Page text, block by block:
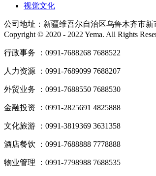
视觉文化
公司地址：新疆维吾尔自治区乌鲁木齐市新
Copyright © 2020 - 2022 Yema. All Rights
行政事务 ：0991-7688268 7688522
人力资源 ：0991-7689099 7688207
外贸业务 ：0991-7688550 7688530
金融投资 ：0991-2825691 4825888
文化旅游 ：0991-3819369 3631358
酒店餐饮 ：0991-7688888 7778888
物业管理 ：0991-7798988 7688535